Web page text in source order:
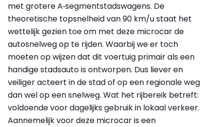
met grotere A‑segmentstadswagens. De
theoretische topsnelheid van 90 km/u staat het
wettelijk gezien toe om met deze microcar de
autosnelweg op te rijden. Waarbij we er toch
moeten op wijzen dat dit voertuig primair als een
handige stadsauto is ontworpen. Dus liever en
veiliger acteert in de stad of op een regionale weg
dan wel op een snelweg. Wat het rijbereik betreft:
voldoende voor dagelijks gebruik in lokaal verkeer.
Aannemelijk voor deze microcar is een